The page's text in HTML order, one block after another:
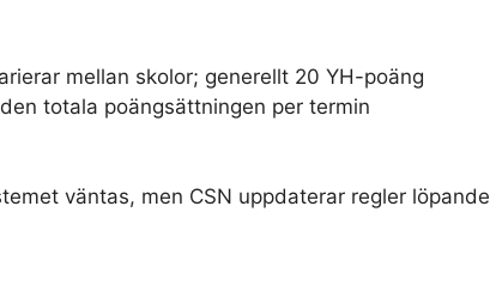
mellan skolor; generellt 20 YH-poäng
totala poängsättningen per termin
väntas, men CSN uppdaterar regler löpande